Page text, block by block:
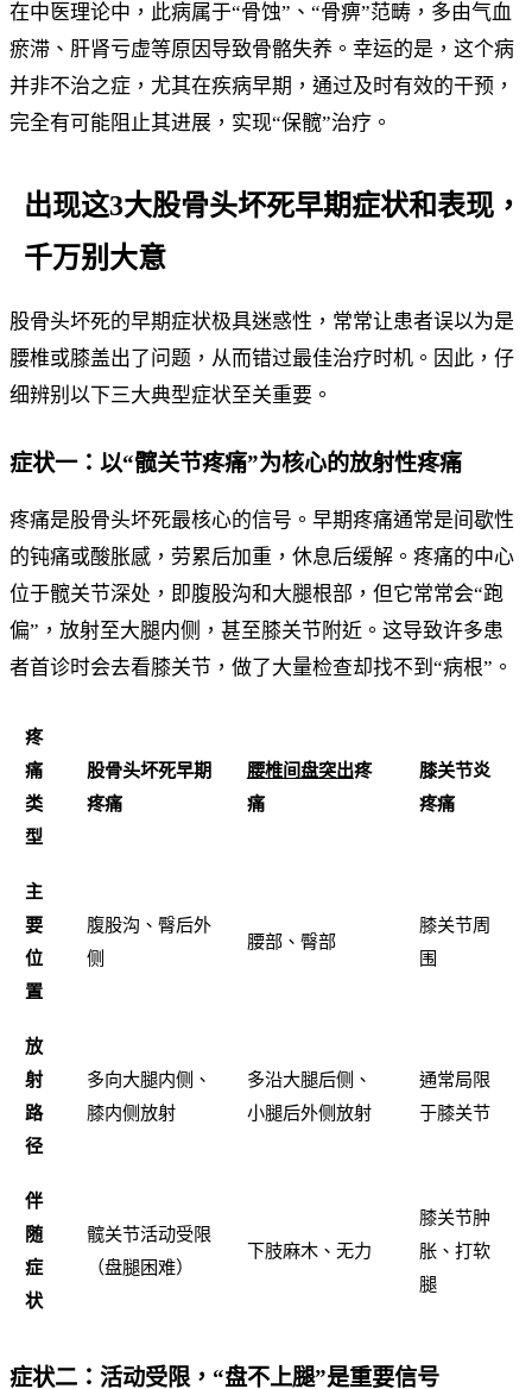
在中医理论中，此病属于“骨蚀”、“骨痹”范畴，多由气血
瘀滞、肝肾亏虚等原因导致骨骼失养。幸运的是，这个病
并非不治之症，尤其在疾病早期，通过及时有效的干预，
完全有可能阻止其进展，实现“保髋”治疗。
出现这3大股骨头坏死早期症状和表现，
千万别大意
股骨头坏死的早期症状极具迷惑性，常常让患者误以为是
腰椎或膝盖出了问题，从而错过最佳治疗时机。因此，仔
细辨别以下三大典型症状至关重要。
症状一：以“髋关节疼痛”为核心的放射性疼痛
疼痛是股骨头坏死最核心的信号。早期疼痛通常是间歇性
的钝痛或酸胀感，劳累后加重，休息后缓解。疼痛的中心
位于髋关节深处，即腹股沟和大腿根部，但它常常会“跑
偏”，放射至大腿内侧，甚至膝关节附近。这导致许多患
者首诊时会去看膝关节，做了大量检查却找不到“病根”。
疼
痛
类
型
股骨头坏死早期
疼痛
腰椎间盘突出疼
痛
膝关节炎
疼痛
主
要
位
置
腹股沟、臀后外
侧
腰部、臀部
膝关节周
围
放
射
路
径
多向大腿内侧、
膝内侧放射
多沿大腿后侧、
小腿后外侧放射
通常局限
于膝关节
伴
随
症
状
髋关节活动受限
（盘腿困难）
下肢麻木、无力
膝关节肿
胀、打软
腿
症状二：活动受限，“盘不上腿”是重要信号